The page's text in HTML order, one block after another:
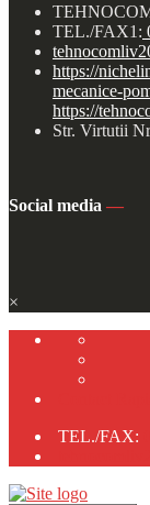
TEL./FAX1:
https://
mecanice-
https://
Str. Virtutii
Social media —
×
TEL./FAX: